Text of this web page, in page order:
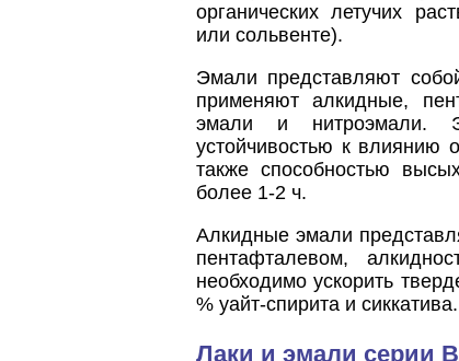
органических летучих
или сольвенте).
Эмали представляют
применяют алкидные,
эмали и нитроэмали.
устойчивостью к
также способностью
более 1-2 ч.
Алкидные эмали
пентафталевом,
необходимо ускорить
% уайт-спирита и сиккатива.
Лаки и эмали серии